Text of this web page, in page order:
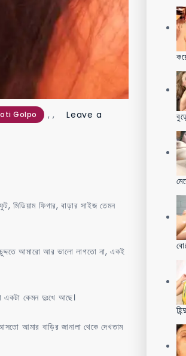
, ,
Golpo
Leave a
ফিগার, বাড়ার সাইজ তেমন
চুদ্দতে আমারো আর ভালো লাগতো না, একই
একটা কেমন দুঃখে আছে।
আমার বাড়ির জানালা থেকে দেখতাম